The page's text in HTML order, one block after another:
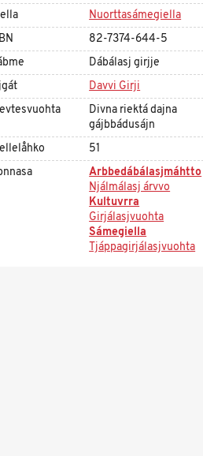
Nuorttasámegiella
82-7374-644-5
Dábálasj girjje
Davvi Girji
Divna riektá dajna
gájbbádusájn
51
Arbbedábálasjmáhtto
Njálmálasj árvvo
Kultuvrra
Girjálasjvuohta
Sámegiella
Tjáppagirjálasjvuohta